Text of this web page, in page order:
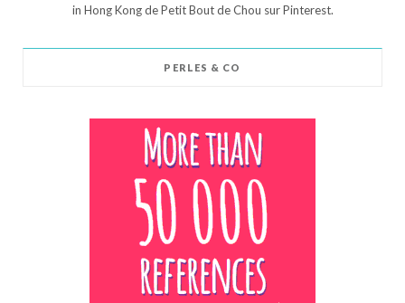
in Hong Kong de Petit Bout de Chou sur Pinterest.
PERLES & CO